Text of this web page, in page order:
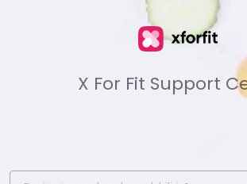
X For Fit Support